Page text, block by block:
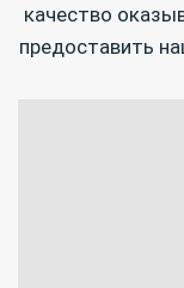
качество
предоставить